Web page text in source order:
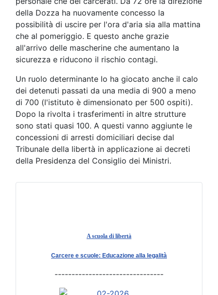
della Dozza ha nuovamente concesso la
possibilità di uscire per l'ora d'aria sia alla mattina
che al pomeriggio. E questo anche grazie
all'arrivo delle mascherine che aumentano la
sicurezza e riducono il rischio contagi.
Un ruolo determinante lo ha giocato anche il calo
dei detenuti passati da una media di 900 a meno
di 700 (l'istituto è dimensionato per 500 ospiti).
Dopo la rivolta i trasferimenti in altre strutture
sono stati quasi 100. A questi vanno aggiunte le
concessioni di arresti domiciliari decise dal
Tribunale della libertà in applicazione ai decreti
della Presidenza del Consiglio dei Ministri.
A scuola di libertà
Carcere e scuole: Educazione alla legalità
--------------------------------